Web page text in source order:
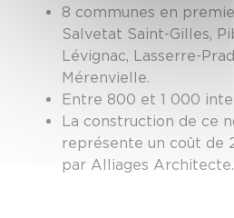
8 communes en
Salvetat Saint-Gilles,
Lévignac, Lasserre-
Mérenvielle.
Entre 800 et 1 000
La construction de ce
représente un coût de
par Alliages Architecte.